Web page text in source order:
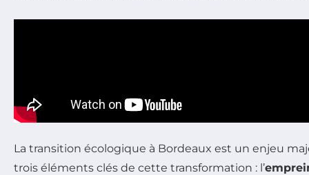
La transition écologique à Bordeaux est un enjeu
trois éléments clés de cette transformation : l’